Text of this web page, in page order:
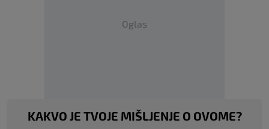
Oglas
KAKVO JE TVOJE MIŠLJENJE O OVOME?